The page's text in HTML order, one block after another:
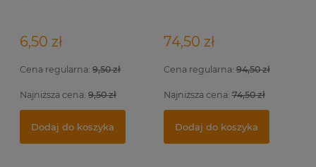
6,50 zł
Cena regularna: 9,50 zł
Najniższa cena: 9,50 zł
Dodaj do koszyka
74,50 zł
Cena regularna:94,50 zł
Najniższa cena:74,50 zł
Dodaj do koszyka